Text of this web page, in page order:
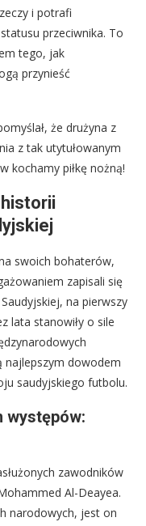
i potrafi
przeciwnika. To
tego, jak
przynieść
że drużyna z
z tak utytułowanym
kochamy piłkę nożną!
swoich bohaterów,
zapisali się
na pierwszy
lata stanowiły o sile
najlepszym dowodem
saudyjskiego futbolu.
występów:
zawodników
Al-Deayea.
narodowych, jest on